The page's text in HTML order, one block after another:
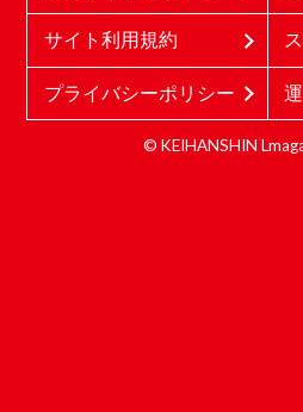
サイト利用規約
プライバシーポリシー
© KEIHANSHIN